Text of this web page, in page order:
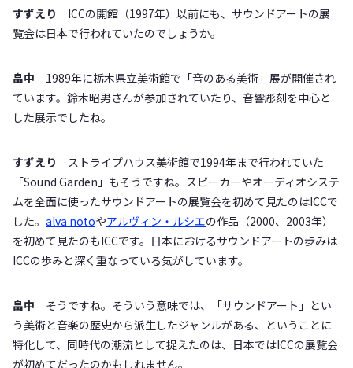
すずえり ICCの開館（1997年）以前にも、サウンドアートの展
覧会は日本で行われていたのでしょうか。
畠中 1989年に栃木県立美術館で「音のある美術」展が開催され
ています。鈴木昭男さんが参加されていたり、音響彫刻を中心と
した展示でしたね。
すずえり ストライプハウス美術館で1994年まで行われていた
「Sound Garden」もそうですね。スピーカーやオーディオシステ
ムを全面に使ったサウンドアートの展覧会を初めて見たのはICCで
した。 alva notoやアルヴィン・ルシエの作品（2000、2003年）
を初めて見たのもICCです。日本におけるサウンドアートの歩みは
ICCの歩みと深く重なっている気がしています。
畠中 そうですね。そういう意味では、「サウンドアート」とい
う美術と音楽の歴史から派生したジャンルがある、ということに
特化して、同時代の潮流として捉えたのは、日本ではICCの展覧会
が初めてだったのかもしれません。